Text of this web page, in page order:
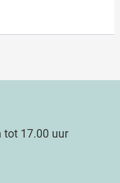
tot 17.00 uur